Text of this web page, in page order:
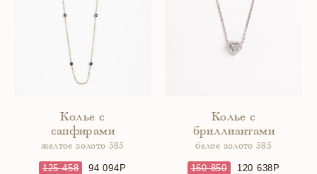
Колье с
сапфирами
желтое золото 585
125 458 94 094
Колье с
бриллиантами
белое золото 585
160 850 120 638